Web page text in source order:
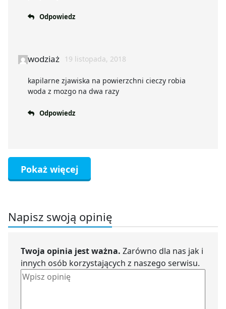
Odpowiedz
wodziaż 19 listopada, 2018
kapilarne zjawiska na powierzchni cieczy robia
woda z mozgo na dwa razy
Odpowiedz
Pokaż więcej
Napisz swoją opinię
Twoja opinia jest ważna. Zarówno dla nas jak i
innych osób korzystających z naszego serwisu.